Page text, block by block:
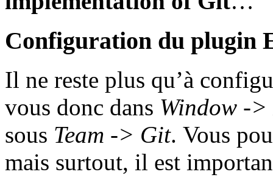
Configuration du plugin
Il ne reste plus qu’à
vous donc dans Window ->
sous Team -> Git. Vous
mais surtout, il est